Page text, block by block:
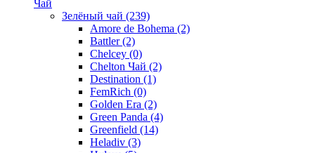
Чай
Зелёный чай (239)
Amore de Bohema (2)
Battler(2)
Chelcey (0)
Chelton Чай (2)
Destination (1)
FemRich (0)
Golden Era (2)
Green Panda (4)
Greenfield (14)
Heladiv (3)